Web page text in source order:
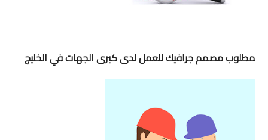
مطلوب مصمم جرافيك للعمل لدى كبرى الجهات في الخليج